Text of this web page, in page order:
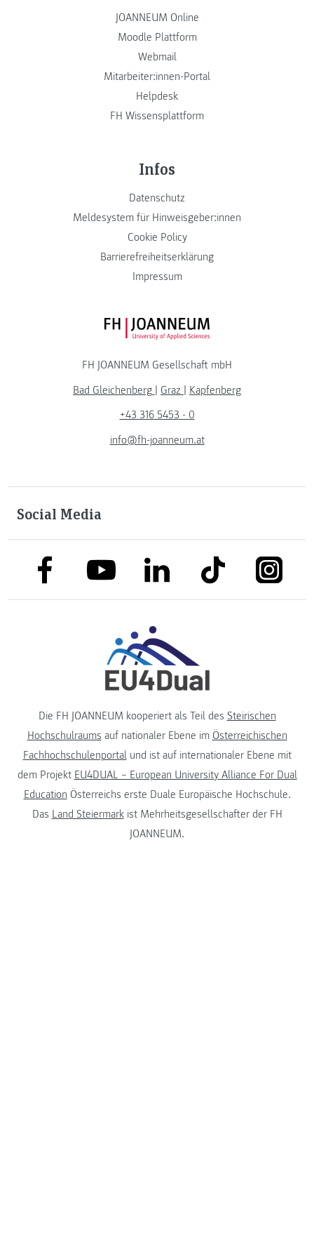
JOANNEUM Online
Moodle Plattform
Webmail
Mitarbeiter:innen-Portal
Helpdesk
FH Wissensplattform
Infos
Datenschutz
Meldesystem für Hinweisgeber:innen
Cookie Policy
Barrierefreiheitserklärung
Impressum
FH JOANNEUM Logo
FH JOANNEUM Gesellschaft mbH
Bad Gleichenberg | Graz | Kapfenberg
+43 316 5453 - 0
info@fh-joanneum.at
Social Media
link to facebooklink to youtubelink to linkedinlink to tiktok link to
Die FH JOANNEUM kooperiert als Teil des Steirischen
Hochschulraums auf nationaler Ebene im Österreichischen
Fachhochschulenportalund ist auf internationaler Ebene mit
dem Projekt EU4DUAL – European University Alliance For Dual
Education Österreichs erste Duale Europäische Hochschule.
Das Land Steiermarkist Mehrheitsgesellschafter der FH
JOANNEUM.